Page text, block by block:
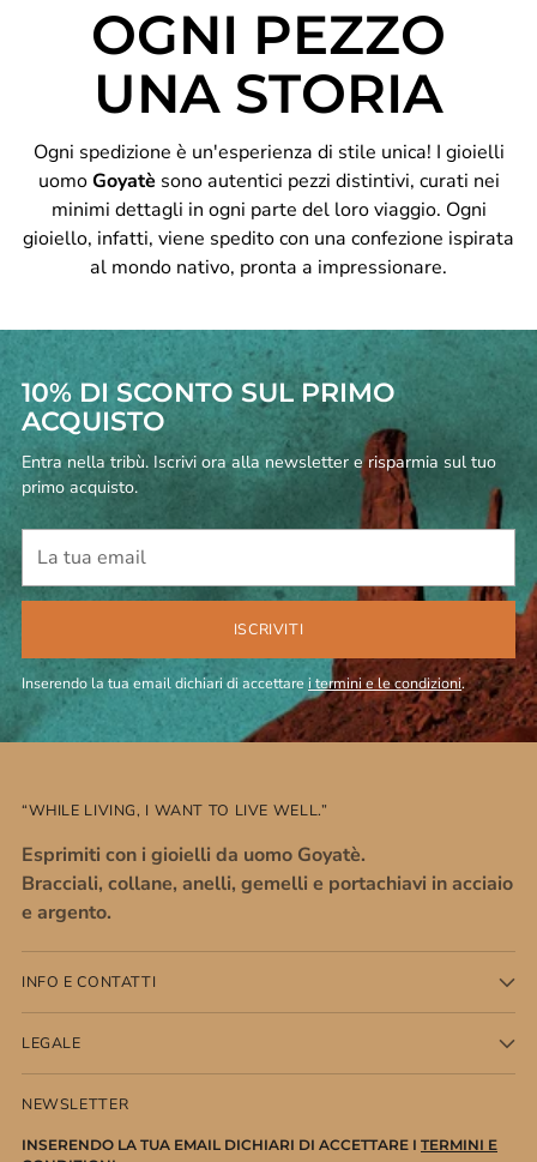
OGNI PEZZO
UNA STORIA
Ogni spedizione è un'esperienza di stile unica! I gioielli
uomoGoyatè sono autentici pezzi distintivi, curati nei
minimi dettagli in ogni parte del loro viaggio. Ogni
gioiello, infatti, viene spedito con una confezione ispirata
al mondo nativo, pronta a impressionare.
10% DI SCONTO SUL PRIMO
ACQUISTO
Entra nella tribù. Iscrivi ora alla newsletter e risparmia sul tuo
primo acquisto.
tua
email
ISCRIVITI
Inserendo la tua email dichiari di accettarei termini e le condizioni.
“WHILE LIVING, I WANT TO LIVE WELL.”
Esprimiti con i gioielli da uomo Goyatè.
Bracciali, collane, anelli, gemelli e portachiavi in acciaio
e argento.
INFO E CONTATTI
LEGALE
NEWSLETTER
INSERENDO LA TUA EMAIL DICHIARI DI ACCETTARE I TERMINI E